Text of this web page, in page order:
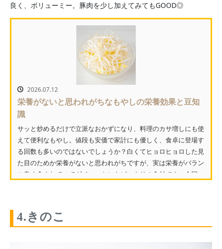
良く、ボリューミー。豚肉を少し加えてみてもGOOD◎
2026.07.12
栄養がないと思われがちなもやしの栄養効果と豆知
識
サッと炒めるだけで立派なおかずになり、料理のカサ増しにも使
えて便利なもやし。値段も安価で家計にも優しく、食卓に登場す
る回数も多いのではないでしょうか？白くてヒョロヒョロした見
た目のためか栄養がないと思われがちですが、実は栄養がバラン
ス良く含まれていてダイエットにもピッタリの食材です。今回
4.きのこ